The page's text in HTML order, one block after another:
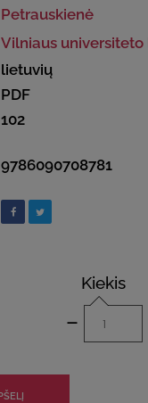
Petrauskienė
Vilniaus
lietuvių
PDF
102
9786090708781
Kiekis
-